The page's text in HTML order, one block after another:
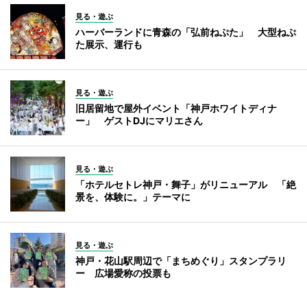
見る・遊ぶ
ハーバーランドに青森の「弘前ねぷた」 大型ねぷ
た展示、運行も
見る・遊ぶ
旧居留地で屋外イベント「神戸ホワイトディナ
ー」 ゲストDJにマリエさん
見る・遊ぶ
「ホテルセトレ神戸・舞子」がリニューアル 「絶
景を、体験に。」テーマに
見る・遊ぶ
神戸・花山駅周辺で「まちめぐり」スタンプラリ
ー 広場愛称の投票も